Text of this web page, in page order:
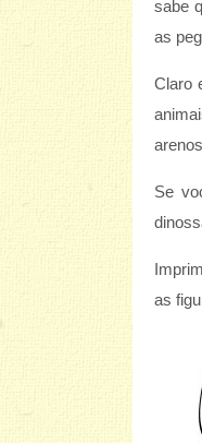
sabe
as
Claro
Se
as